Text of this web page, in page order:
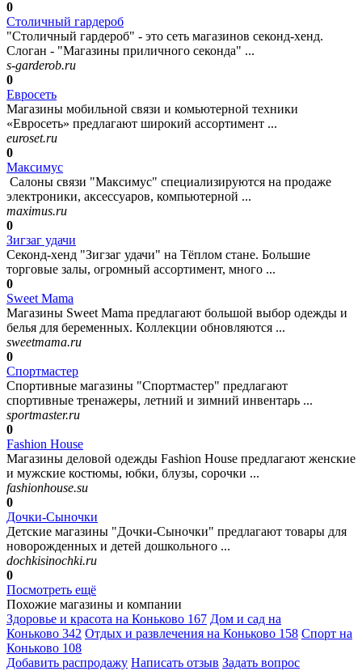
0
Столичный гардероб
"Столичный гардероб" - это сеть магазинов секонд-хенд.
Слоган - "Магазины приличного секонда" ...
s-garderob.ru
0
Евросеть
Магазины мобильной связи и комьютерной техники
«Евросеть» предлагают широкий ассортимент ...
euroset.ru
0
Максимус
Салоны связи "Максимус" специализируются на продаже
электроники, аксессуаров, компьютерной ...
maximus.ru
0
Зигзаг удачи
Секонд-хенд "Зигзаг удачи" на Тёплом стане. Большие
торговые залы, огромный ассортимент, много ...
0
Sweet Mama
Магазины Sweet Mama предлагают большой выбор одежды и
белья для беременных. Коллекции обновляются ...
sweetmama.ru
0
Спортмастер
Спортивные магазины "Спортмастер" предлагают
спортивные тренажеры, летний и зимний инвентарь ...
sportmaster.ru
0
Fashion House
Магазины деловой одежды Fashion House предлагают женские
и мужские костюмы, юбки, блузы, сорочки ...
fashionhouse.su
0
Дочки-Сыночки
Детские магазины "Дочки-Сыночки" предлагают товары для
новорожденных и детей дошкольного ...
dochkisinochki.ru
0
Посмотреть ещё
Похожие магазины и компании
Здоровье и красота на Коньково 167 Дом и сад на
Коньково 342 Отдых и развлечения на Коньково 158 Спорт на
Коньково 108
Добавить раcпродажу Написать отзыв Задать вопрос